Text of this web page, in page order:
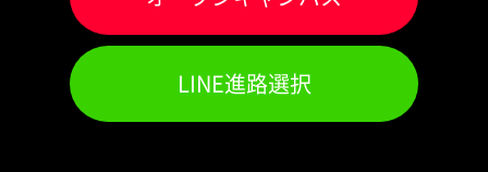
LINE進路選択